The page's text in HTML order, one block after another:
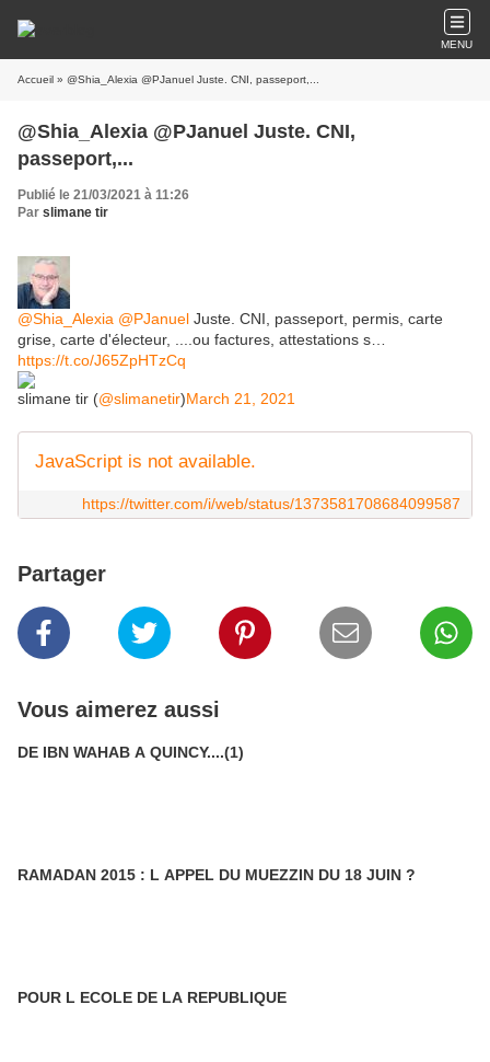
MENU
Accueil » @Shia_Alexia @PJanuel Juste. CNI, passeport,...
@Shia_Alexia @PJanuel Juste. CNI,
passeport,...
Publié le 21/03/2021 à 11:26
Par slimane tir
@Shia_Alexia @PJanuel Juste. CNI, passeport, permis, carte
grise, carte d'électeur, ....ou factures, attestations s…
https://t.co/J65ZpHTzCq
slimane tir (@slimanetir)March 21, 2021
JavaScript is not available.
https://twitter.com/i/web/status/1373581708684099587
Partager
Vous aimerez aussi
DE IBN WAHAB A QUINCY....(1)
RAMADAN 2015 : L APPEL DU MUEZZIN DU 18 JUIN ?
POUR L ECOLE DE LA REPUBLIQUE